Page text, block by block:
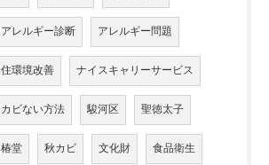
アレルギー診断 アレルギー問題
住環境改善 ナイスキャリーサービス
カビない方法 駿河区 聖徳太子
椿堂 秋カビ 文化財 食品衛生